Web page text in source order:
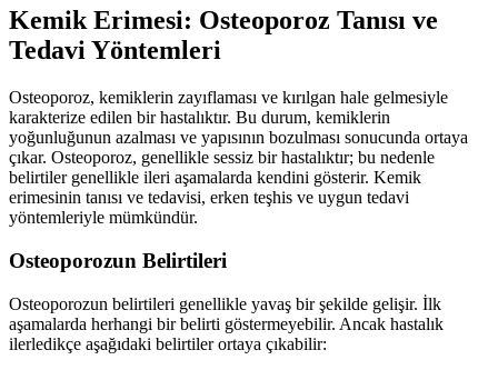
Kemik Erimesi: Osteoporoz Tanısı ve
Tedavi Yöntemleri
Osteoporoz, kemiklerin zayıflaması ve kırılgan hale gelmesiyle
karakterize edilen bir hastalıktır. Bu durum, kemiklerin
yoğunluğunun azalması ve yapısının bozulması sonucunda ortaya
çıkar. Osteoporoz, genellikle sessiz bir hastalıktır; bu nedenle
belirtiler genellikle ileri aşamalarda kendini gösterir. Kemik
erimesinin tanısı ve tedavisi, erken teşhis ve uygun tedavi
yöntemleriyle mümkündür.
Osteoporozun Belirtileri
Osteoporozun belirtileri genellikle yavaş bir şekilde gelişir. İlk
aşamalarda herhangi bir belirti göstermeyebilir. Ancak hastalık
ilerledikçe aşağıdaki belirtiler ortaya çıkabilir: